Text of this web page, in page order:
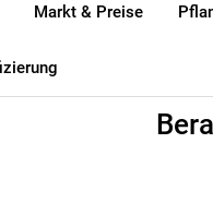
Markt & Preise
Beratung